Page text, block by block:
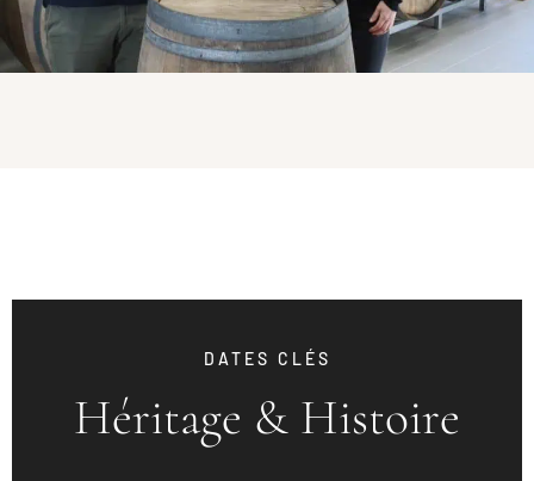
DATES CLÉS
Héritage & Histoire